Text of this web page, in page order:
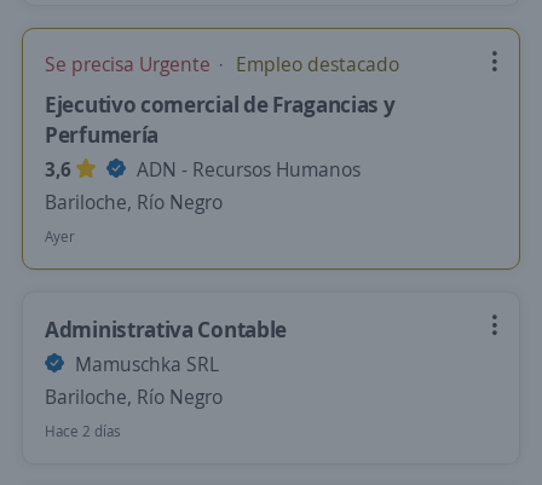
Se precisa Urgente Empleo destacado
Ejecutivo comercial de Fragancias y
Perfumería
3,6
ADN - Recursos Humanos
Bariloche, Río Negro
Ayer
Administrativa Contable
Mamuschka SRL
Bariloche, Río Negro
Hace 2 días